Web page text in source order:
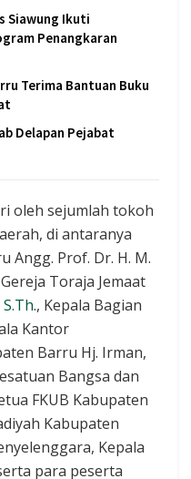
Siawung Ikuti
Penangkaran
Terima Bantuan Buku
Delapan Pejabat
oleh sejumlah tokoh
di antaranya
Angg. Prof. Dr. H. M.
Toraja Jemaat
S.Th., Kepala Bagian
Kantor
Barru Hj. Irman,
Bangsa dan
FKUB Kabupaten
Kabupaten
Kepala
para peserta